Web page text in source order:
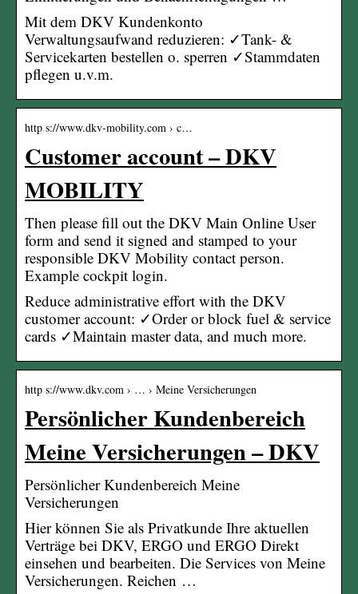
Mit dem DKV Kundenkonto
Verwaltungsaufwand reduzieren: ✓Tank- &
Servicekarten bestellen o. sperren ✓Stammdaten
pflegen u.v.m.
http s://www.dkv-mobility.com › c…
Customer account – DKV
MOBILITY
Then please fill out the DKV Main Online User
form and send it signed and stamped to your
responsible DKV Mobility contact person.
Example cockpit login.
Reduce administrative effort with the DKV
customer account: ✓Order or block fuel & service
cards ✓Maintain master data, and much more.
http s://www.dkv.com › … › Meine Versicherungen
Persönlicher Kundenbereich
Meine Versicherungen – DKV
Persönlicher Kundenbereich Meine
Versicherungen
Hier können Sie als Privatkunde Ihre aktuellen
Verträge bei DKV, ERGO und ERGO Direkt
einsehen und bearbeiten. Die Services von Meine
Versicherungen. Reichen …